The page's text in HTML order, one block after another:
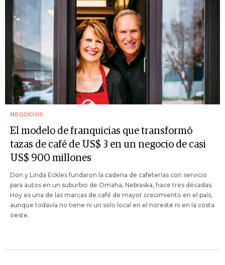
NEGOCIOS
El modelo de franquicias que transformó
tazas de café de US$ 3 en un negocio de casi
US$ 900 millones
Don y Linda Eckles fundaron la cadena de cafeterías con servicio
para autos en un suburbio de Omaha, Nebraska, hace tres décadas.
Hoy es una de las marcas de café de mayor crecimiento en el país,
aunque todavía no tiene ni un solo local en el noreste ni en la costa
oeste.